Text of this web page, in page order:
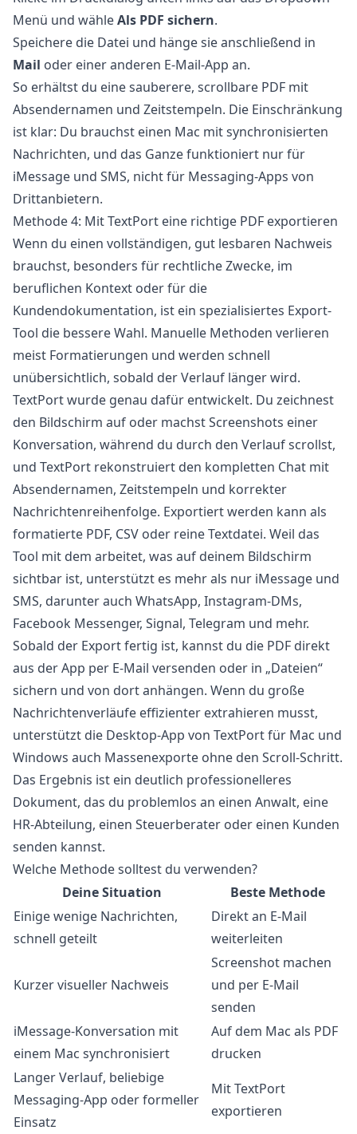
Menü und wähleAls PDF sichern.
Speichere die Datei und hänge sie anschließend in
Mail oder einer anderen E-Mail-App an.
So erhältst du eine sauberere, scrollbare PDF mit
Absendernamen und Zeitstempeln. Die Einschränkung
ist klar: Du brauchst einen Mac mit synchronisierten
Nachrichten, und das Ganze funktioniert nur für
iMessage und SMS, nicht für Messaging-Apps von
Drittanbietern.
Methode 4: Mit TextPort eine richtige PDF exportieren
Wenn du einen vollständigen, gut lesbaren Nachweis
brauchst, besonders für rechtliche Zwecke, im
beruflichen Kontext oder für die
Kundendokumentation, ist ein spezialisiertes Export-
Tool die bessere Wahl. Manuelle Methoden verlieren
meist Formatierungen und werden schnell
unübersichtlich, sobald der Verlauf länger wird.
TextPortwurde genau dafür entwickelt. Du zeichnest
den Bildschirm auf oder machst Screenshots einer
Konversation, während du durch den Verlauf scrollst,
und TextPort rekonstruiert den kompletten Chat mit
Absendernamen, Zeitstempeln und korrekter
Nachrichtenreihenfolge. Exportiert werden kann als
formatierte PDF, CSV oder reine Textdatei. Weil das
Tool mit dem arbeitet, was auf deinem Bildschirm
sichtbar ist, unterstützt es mehr als nur iMessage und
SMS, darunter auch WhatsApp, Instagram-DMs,
Facebook Messenger, Signal, Telegram und mehr.
Sobald der Export fertig ist, kannst du die PDF direkt
aus der App per E-Mail versenden oder in „Dateien“
sichern und von dort anhängen. Wenn du große
Nachrichtenverläufe effizienter extrahieren musst,
unterstützt die Desktop-App von TextPortfür Mac und
Windows auch Massenexporte ohne den Scroll-Schritt.
Das Ergebnis ist ein deutlich professionelleres
Dokument, das du problemlos an einen Anwalt, eine
HR-Abteilung, einen Steuerberater oder einen Kunden
senden kannst.
Welche Methode solltest du verwenden?
Deine Situation
Beste Methode
Einige wenige Nachrichten,
schnell geteilt
Direkt an E-Mail
weiterleiten
Kurzer visueller Nachweis
Screenshot machen
und per E-Mail
senden
iMessage-Konversation mit
einem Mac synchronisiert
Auf dem Mac als PDF
drucken
Langer Verlauf, beliebige
Messaging-App oder formeller
Einsatz
Mit TextPort
exportieren